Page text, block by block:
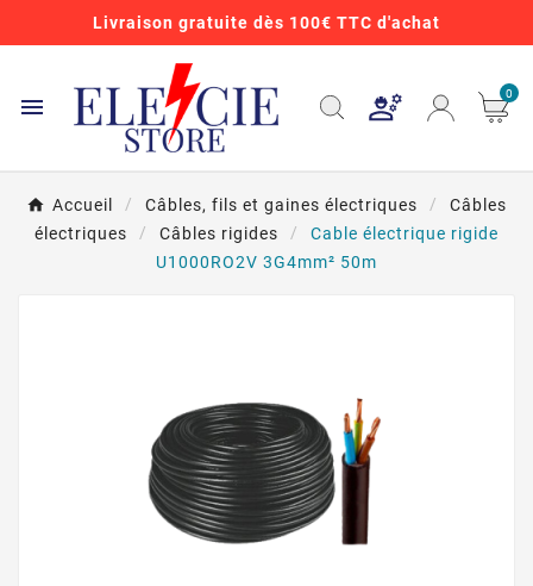
Livraison gratuite dès 100€ TTC d'achat
 0
Accueil Câbles, fils et gaines électriques
Câbles
électriques
Câbles rigides
Cable électrique rigide
U1000RO2V 3G4mm² 50m